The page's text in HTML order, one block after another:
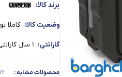
برند کالا:
وضعیت کالا: کاملا نو
گارانتی: 1 سال گارانتی برقچی
محصولات مشابه: